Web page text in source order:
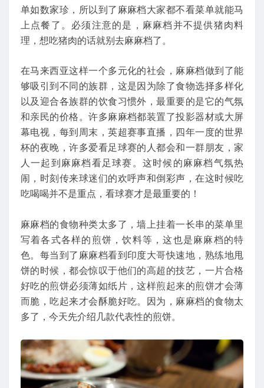
单如数家珍，所以到了麻麻档大家都不看菜单就能马
上点餐了。必须注意的是，麻麻档并不提供猪肉料
理，想吃猪肉的话就别去麻麻档了。
在马来西亚这样一个多元化的社会，麻麻档做到了能
够吸引到不同的族群，这是因为除了食物选择多样化
以及迎合各族群的饮食习惯外，最重要的是它的气氛
和亲民的价格。许多麻麻档都装置了投影器材或大屏
幕电视，每到周末，英超赛事直播，四年一度的世界
杯的夜晚，许多爱看足球赛的人都会和一群朋友，家
人一起到麻麻档看足球赛。这时候的麻麻档气氛热
闹，时刻传来球迷们的欢呼声和倒彩声，在这时候吃
吃喝喝并不是重点，看球赛才是最重要的！
麻麻档的食物种类太多了，墙上挂着一长串的菜单里
写着各式各样的煎饼，饮料等，这也是麻麻档的特
色。每当到了麻麻档看到印度大哥快速地，熟练地甩
饼的时候，都会惊叹于他们的高超的技艺，一片合格
好吃的煎饼必须薄如纸片，这样煎起来的煎饼才会薄
而脆，吃起来才会酥脆好吃。因为，麻麻档的食物太
多了，今天先介绍几款代表性的煎饼。